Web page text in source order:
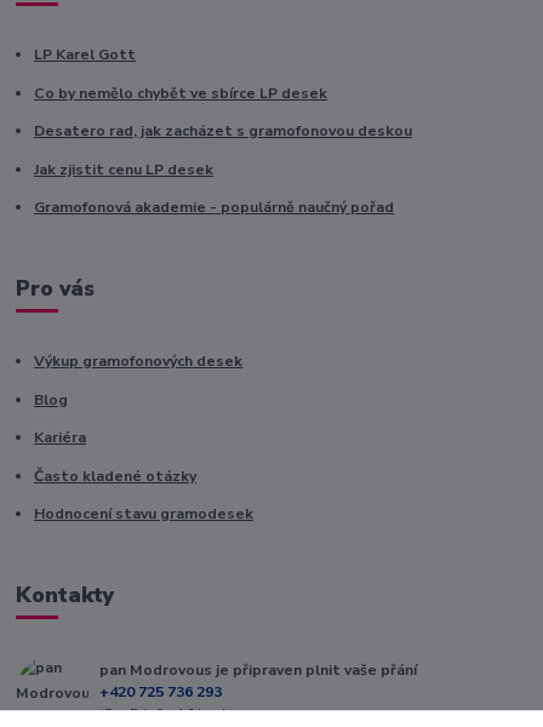
LP Karel Gott
Co by nemělo chybět ve sbírce LP desek
Desatero rad, jak zacházet s gramofonovou deskou
Jak zjistit cenu LP desek
Gramofonová akademie - populárně naučný pořad
Pro vás
Výkup gramofonových desek
Blog
Kariéra
Často kladené otázky
Hodnocení stavu gramodesek
Kontakty
pan Modrovous je připraven plnit vaše přání
+420 725 736 293
(Po-Pá, 8 - 16 hod.)